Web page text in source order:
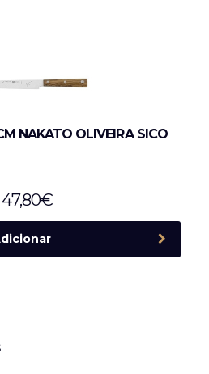
NAKATO OLIVEIRA SICO
47,80€